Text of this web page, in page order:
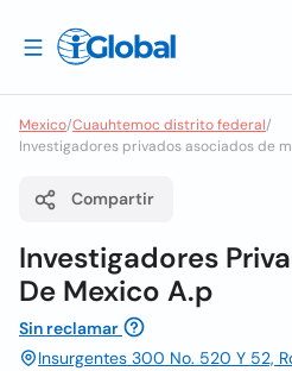
Mexico/Cuauhtemoc distrito federal/
Investigadores privados asociados de
Compartir
Investigadores
De Mexico A.p
Sin reclamar
Insurgentes 300 No. 520 Y 52,